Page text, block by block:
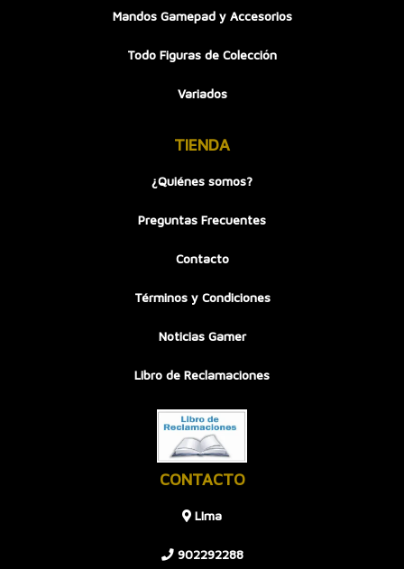
Mandos Gamepad y Accesorios
Todo Figuras de Colección
Variados
TIENDA
¿Quiénes somos?
Preguntas Frecuentes
Contacto
Términos y Condiciones
Noticias Gamer
Libro de Reclamaciones
CONTACTO
LIma
902292288